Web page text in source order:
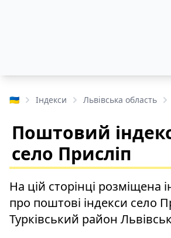
🇺🇦 Індекси Львівська область
Поштовий
село Присліп
На цій сторінці розміщена
про поштові індекси село
Турківський район